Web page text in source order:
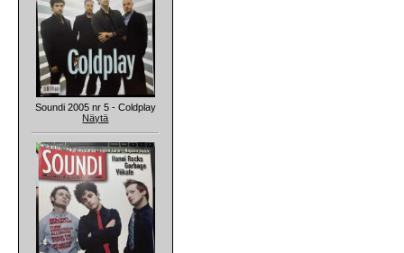
Soundi 2005 nr 5 - Coldplay
Näytä